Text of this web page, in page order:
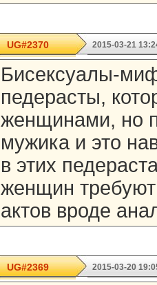
UG#2370 2015-03-21
Бисексуалы-
педерасты,
женщинами, но
мужика и это
в этих
женщин требуют
актов вроде
UG#2369 2015-03-20